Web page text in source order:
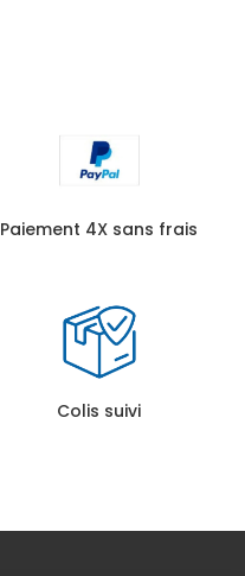
Paiement 4X sans frais
Colis suivi